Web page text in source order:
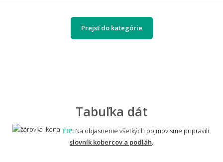
Prejsť do kategórie
Tabuľka dát
TIP: Na objasnenie všetkých pojmov sme pripravili:
slovník kobercov a podláh